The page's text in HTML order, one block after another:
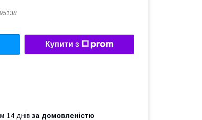
Купити з
14 днів за домовленістю